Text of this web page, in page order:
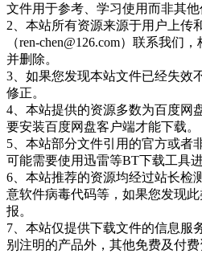
文件用于参考、学习使用而非其他
2、本站所有资源来源于用户上传
（ren-chen@126.com）联系我们
并删除。
3、如果您发现本站文件已经失效
修正。
4、本站提供的资源多数为百度网
要安装百度网盘客户端才能下载。
5、本站部分文件引用的官方或者
可能需要使用迅雷等BT下载工具进
6、本站推荐的资源均经过站长检
意软件病毒代码等，如果您发现
报。
7、本站仅提供下载文件的信息服
别注明的产品外，其他免费及付费